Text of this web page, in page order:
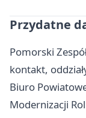
Przydatne
Pomorski
kontakt,
Biuro
Modernizacji